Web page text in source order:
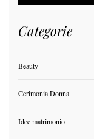
Categorie
Beauty
Cerimonia Donna
Idee matrimonio